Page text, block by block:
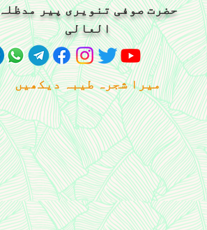
حضرت صوفی تنویری پیر
العالی
میرا شجرہ طیبہ دیکھیں